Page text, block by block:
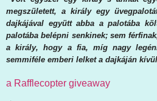
megszületett, a király egy
dajkájával együtt abba a palotába
palotába belépni senkinek; sem
a király, hogy a fia, míg nagy
semmiféle emberi lelket a dajkáján
a Rafflecopter giveaway